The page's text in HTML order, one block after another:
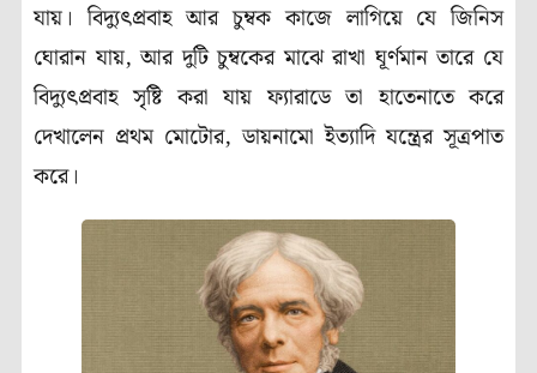
যায়। বিদ্যুৎপ্রবাহ আর চুম্বক কাজে লাগিয়ে যে জিনিস
ঘোরান যায়, আর দুটি চুম্বকের মাঝে রাখা ঘূর্ণমান তারে যে
বিদ্যুৎপ্রবাহ সৃষ্টি করা যায় ফ্যারাডে তা হাতেনাতে করে
দেখালেন প্রথম মোটোর, ডায়নামো ইত্যাদি যন্ত্রের সূত্রপাত
করে।